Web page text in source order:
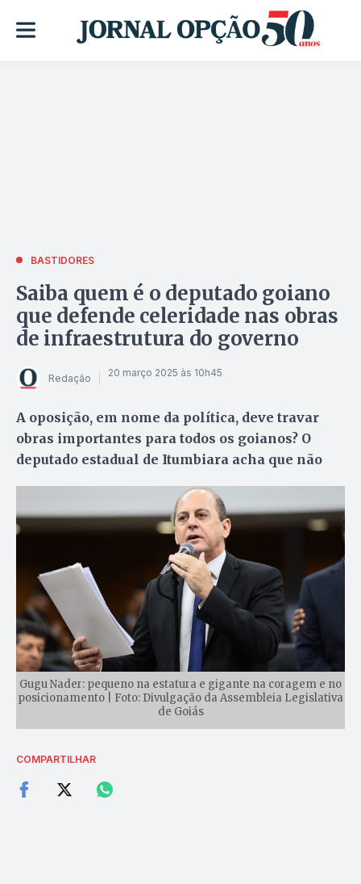
BASTIDORES
Saiba quem é o deputado goiano
que defende celeridade nas obras
de infraestrutura do governo
Redação 20 março 2025 às 10h45
A oposição, em nome da política, deve travar
obras importantes para todos os goianos? O
deputado estadual de Itumbiara acha que não
Gugu Nader: pequeno na estatura e gigante na coragem e no
posicionamento | Foto: Divulgação da Assembleia Legislativa
de Goiás
COMPARTILHAR